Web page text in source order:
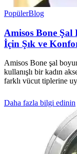
PopülerBlog
Amisos Bone
İçin Şık ve
Amisos Bone şal
kullanışlı bir kadın
farklı vücut tiplerine
Daha fazla bilgi edinin